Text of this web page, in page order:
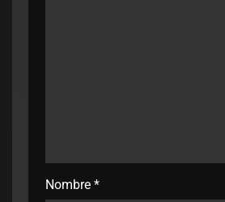
Nombre *